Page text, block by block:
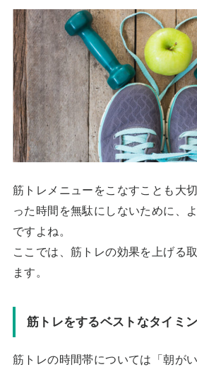
筋トレメニューをこなすことも大
った時間を無駄にしないために、
ですよね。
ここでは、筋トレの効果を上げる
ます。
筋トレをするベストなタイミ
筋トレの時間帯については「朝が